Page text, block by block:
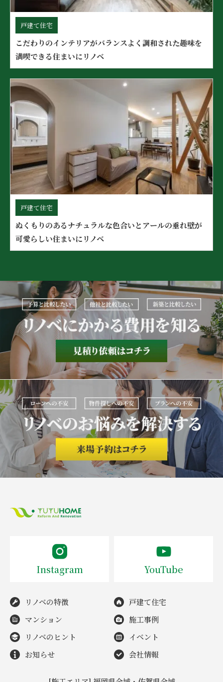
戸建て住宅
こだわりのインテリアがバランスよく調和された趣味を
満喫できる住まいにリノベ
戸建て住宅
ぬくもりのあるナチュラルな色合いとアールの垂れ壁が
可愛らしい住まいにリノベ
Instagram YouTube
リノベの特徴
戸建て住宅
マンション
施工事例
リノベのヒント
イベント
お知らせ
会社情報